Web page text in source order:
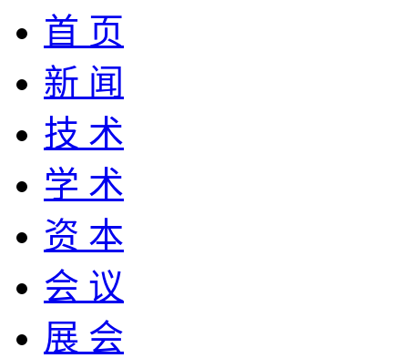
首 页
新 闻
技 术
学 术
资 本
会 议
展 会